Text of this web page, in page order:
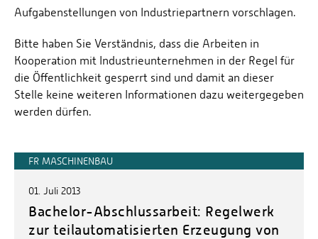
Aufgabenstellungen von Industriepartnern vorschlagen.
Bitte haben Sie Verständnis, dass die Arbeiten in
Kooperation mit Industrieunternehmen in der Regel für
die Öffentlichkeit gesperrt sind und damit an dieser
Stelle keine weiteren Informationen dazu weitergegeben
werden dürfen.
FR MASCHINENBAU
01. Juli 2013
Bachelor-Abschlussarbeit: Regelwerk
zur teilautomatisierten Erzeugung von